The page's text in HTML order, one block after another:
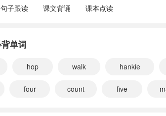
句子跟读 课文背诵 课本点读
单词
hop walk hankie
four count five